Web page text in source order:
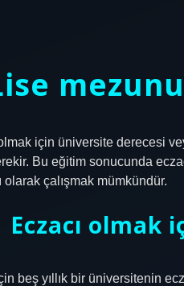
olmak için üniversite derecesi
Bu eğitim sonucunda
olarak çalışmak mümkündür.
Eczacı olmak
beş yıllık bir üniversitenin